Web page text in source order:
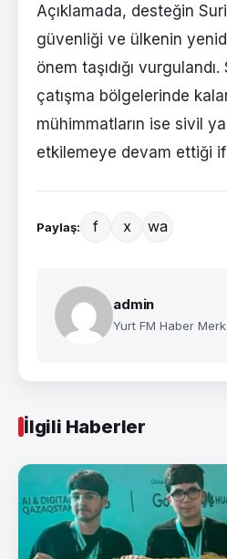
Açıklamada, desteğin
güvenliği ve ülkenin
önem taşıdığı
çatışma bölgelerinde
mühimmatların ise sivil
etkilemeye devam ettiği
Paylaş: f x wa
admin
Yurt FM Haber
İlgili Haberler